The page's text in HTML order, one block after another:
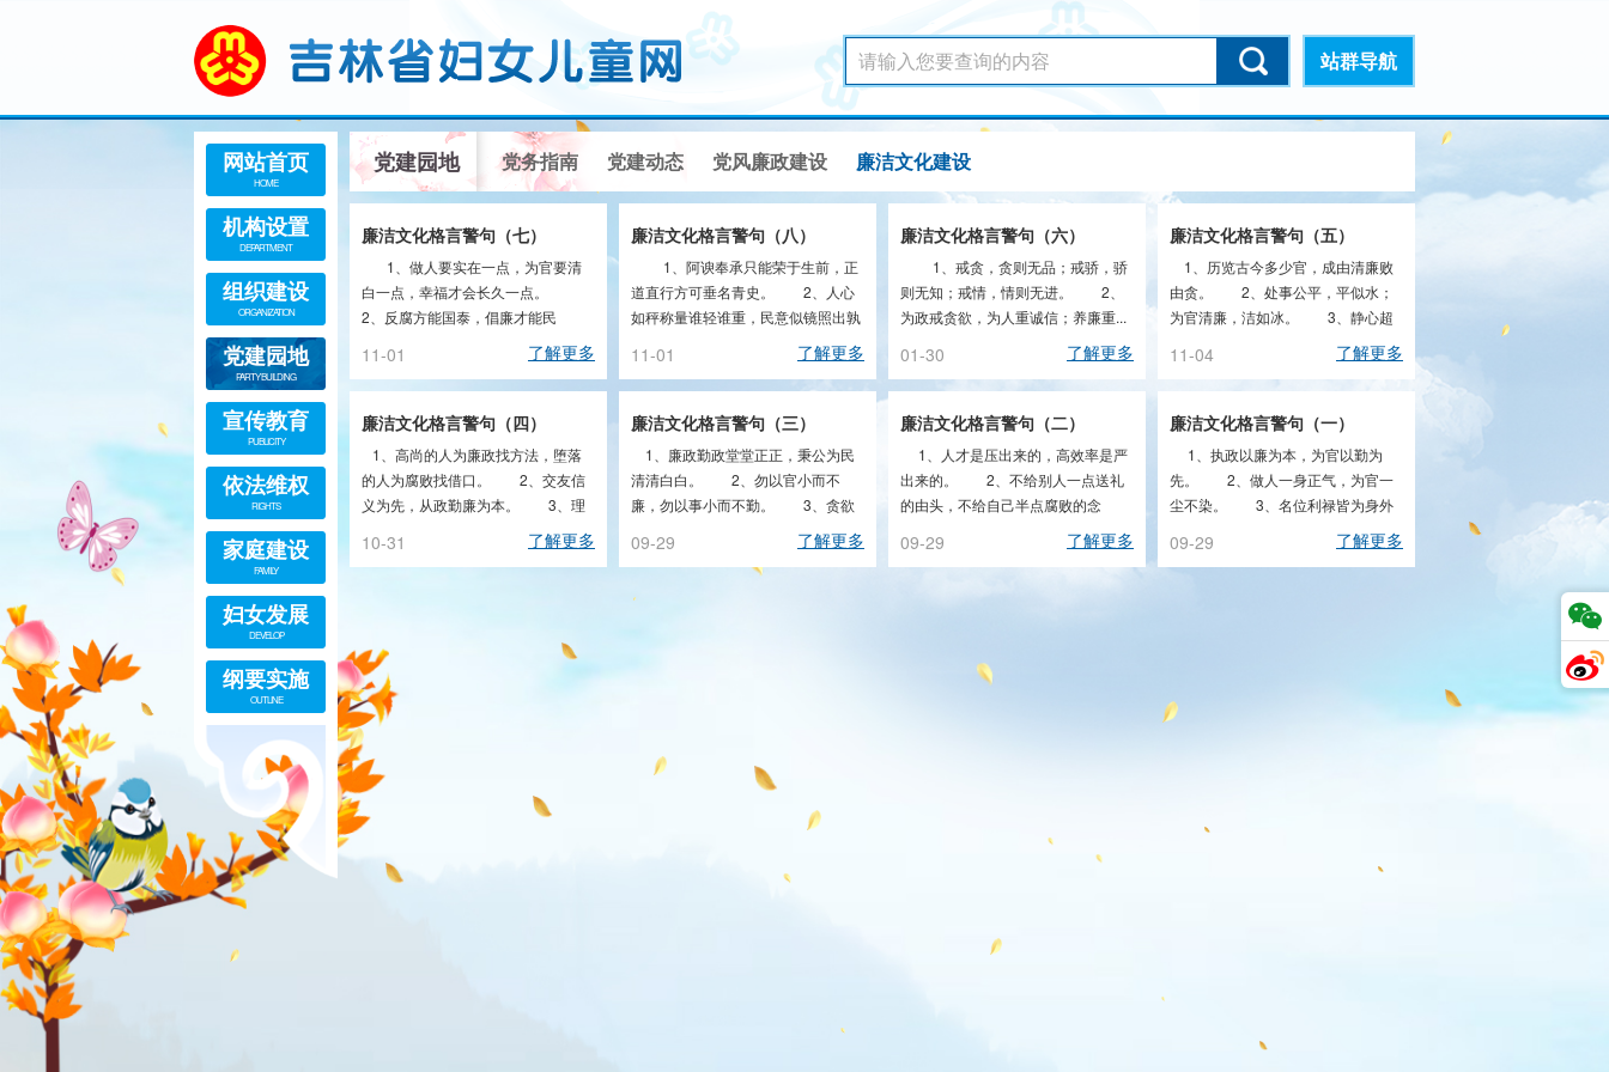
站群导航
网站首页
HOME
机构设置
DEPARTMENT
组织建设
ORGANIZATION
党建园地
PARTY BUILDING
宣传教育
PUBLICITY
依法维权
RIGHTS
家庭建设
FAMILY
妇女发展
DEVELOP
纲要实施
OUTLINE
党建园地 党务指南 党建动态 党风廉政建设 廉洁文化建设
廉洁文化格言警句（七）
1、做人要实在一点，为官要清
白一点，幸福才会长久一点。
2、反腐方能国泰，倡廉才能民
了解更多
11-01
廉洁文化格言警句（八）
1、阿谀奉承只能荣于生前，正
道直行方可垂名青史。 2、人心
如秤称量谁轻谁重，民意似镜照出孰
了解更多
11-01
廉洁文化格言警句（六）
1、戒贪，贪则无品；戒骄，骄
则无知；戒情，情则无进。 2、
为政戒贪欲，为人重诚信；养廉重...
了解更多
01-30
廉洁文化格言警句（五）
1、历览古今多少官，成由清廉败
由贪。 2、处事公平，平似水；
为官清廉，洁如冰。 3、静心超
然，守一分宁静；少私寡...了解更多
11-04
廉洁文化格言警句（四）
1、高尚的人为廉政找方法，堕落
的人为腐败找借口。 2、交友信
义为先，从政勤廉为本。 3、理
想信念不动摇，拒腐防变根...了解更多
10-31
廉洁文化格言警句（三）
1、廉政勤政堂堂正正，秉公为民
清清白白。 2、勿以官小而不
廉，勿以事小而不勤。 3、贪欲
无度，牢狱自筑。 4、“...了解更多
09-29
廉洁文化格言警句（二）
1、人才是压出来的，高效率是严
出来的。 2、不给别人一点送礼
的由头，不给自己半点腐败的念
头。 3、蚁穴失察必崩大坝，
小...
了解更多
09-29
廉洁文化格言警句（一）
1、执政以廉为本，为官以勤为
先。 2、做人一身正气，为官一
尘不染。 3、名位利禄皆为身外
了解更多
09-29